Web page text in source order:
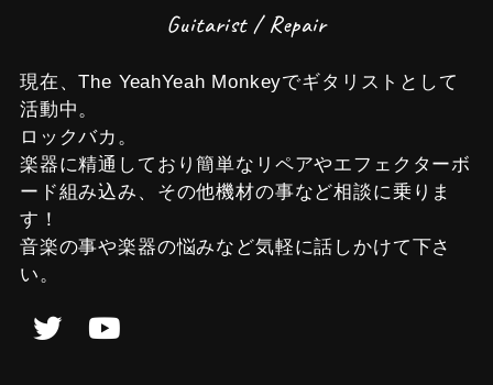
Guitarist / Repair
現在、The YeahYeah Monkeyでギタリストとして
活動中。
ロックバカ。
楽器に精通しており簡単なリペアやエフェクターボ
ード組み込み、その他機材の事など相談に乗りま
す！
音楽の事や楽器の悩みなど気軽に話しかけて下さ
い。